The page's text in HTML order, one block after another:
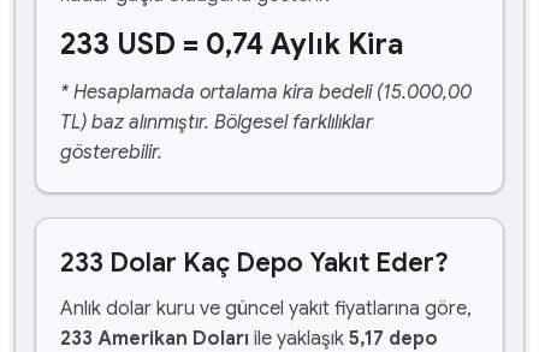
233 USD = 0,74 Aylık Kira
* Hesaplamada ortalama kira bedeli (15.000,00
TL) baz alınmıştır. Bölgesel farklılıklar
gösterebilir.
233 Dolar Kaç Depo Yakıt Eder?
Anlık dolar kuru ve güncel yakıt fiyatlarına göre,
233 Amerikan Doları ile yaklaşık 5,17 depo